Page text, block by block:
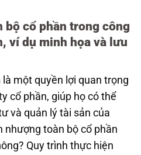
bộ cổ phần trong công
ví dụ minh họa và lưu
một quyền lợi quan trọng
cổ phần, giúp họ có thể
và quản lý tài sản của
nhượng toàn bộ cổ phần
Quy trình thực hiện